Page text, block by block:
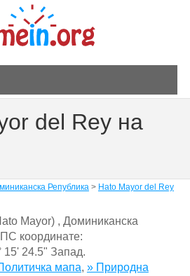
del Rey на
Република> Hato Mayor del Rey
Mayor) , Доминиканска
координате:
15' 24.5" Запад.
мапа, » Природна